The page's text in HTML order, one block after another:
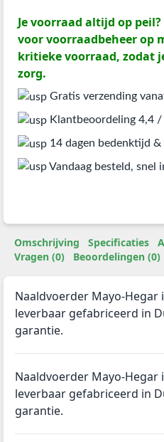
Je voorraad altijd op
voor voorraadbeheer op
kritieke voorraad, zodat
zorg.
Gratis verzending
Klantbeoordeling 4,4 /
14 dagen bedenktijd
Vandaag besteld, snel
Omschrijving Specificaties
Vragen (0)
Beoordelingen (0)
Naaldvoerder Mayo-Hegar
leverbaar gefabriceerd in
garantie.
Naaldvoerder Mayo-Hegar
leverbaar gefabriceerd in
garantie.